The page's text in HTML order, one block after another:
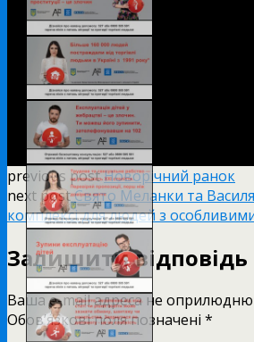
previous postНоворічний ранок
next postСвято Меланки та
комплексі для людей з
Залишити відповідь
Ваша e-mail адреса не
Обов’язкові поля позначені *